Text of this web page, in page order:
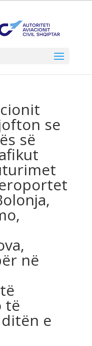
se
së
në
të
e